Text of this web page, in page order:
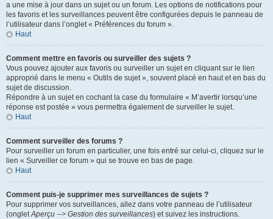
a une mise à jour dans un sujet ou un forum. Les options de notifications pour
les favoris et les surveillances peuvent être configurées depuis le panneau de
l’utilisateur dans l’onglet « Préférences du forum ».
Haut
Comment mettre en favoris ou surveiller des sujets ?
Vous pouvez ajouter aux favoris ou surveiller un sujet en cliquant sur le lien
approprié dans le menu « Outils de sujet », souvent placé en haut et en bas du
sujet de discussion.
Répondre à un sujet en cochant la case du formulaire « M’avertir lorsqu’une
réponse est postée » vous permettra également de surveiller le sujet.
Haut
Comment surveiller des forums ?
Pour surveiller un forum en particulier, une fois entré sur celui-ci, cliquez sur le
lien « Surveiller ce forum » qui se trouve en bas de page.
Haut
Comment puis-je supprimer mes surveillances de sujets ?
Pour supprimer vos surveillances, allez dans votre panneau de l’utilisateur
(ongletAperçu --> Gestion des surveillances) et suivez les instructions.